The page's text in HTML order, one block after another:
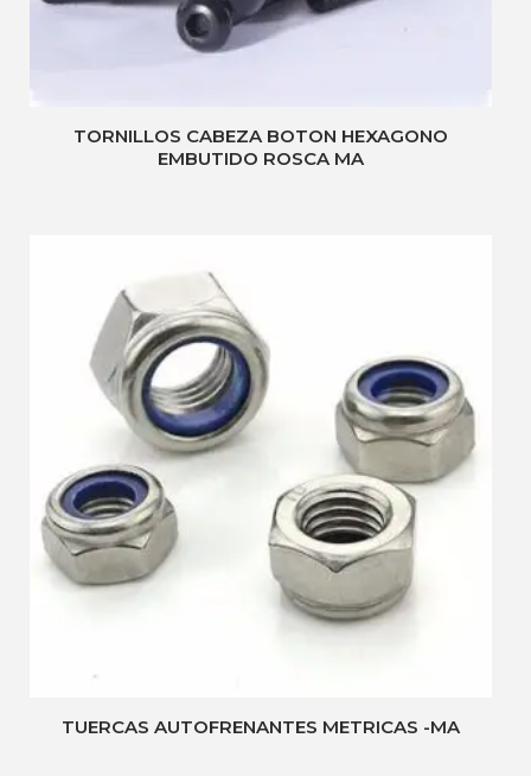
TORNILLOS CABEZA BOTON HEXAGONO
EMBUTIDO ROSCA MA
TUERCAS AUTOFRENANTES METRICAS -MA